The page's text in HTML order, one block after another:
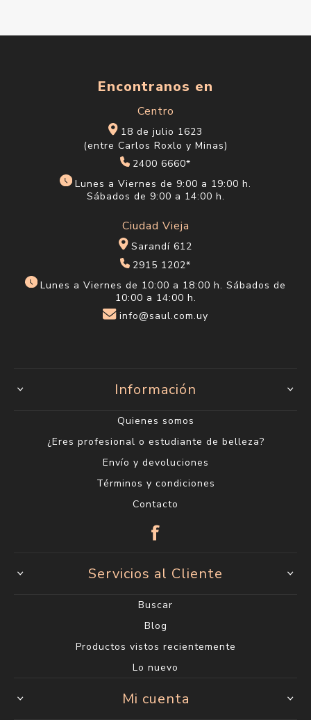
Encontranos en
Centro
18 de julio 1623
(entre Carlos Roxlo y Minas)
2400 6660*
Lunes a Viernes de 9:00 a 19:00 h.
Sábados de 9:00 a 14:00 h.
Ciudad Vieja
Sarandí 612
2915 1202*
Lunes a Viernes de 10:00 a 18:00 h. Sábados de
10:00 a 14:00 h.
info@saul.com.uy
Información
Quienes somos
¿Eres profesional o estudiante de belleza?
Envío y devoluciones
Términos y condiciones
Contacto
Servicios al Cliente
Buscar
Blog
Productos vistos recientemente
Lo nuevo
Mi cuenta